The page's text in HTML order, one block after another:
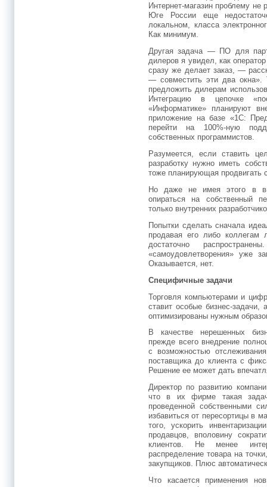
Интернет-магазин проблему не
Юге России еще
локальном, класса
Как минимум.
Другая задача — ПО для
дилеров я увидел, как
сразу же делает заказ, —
— совместить эти два окна».
предложить дилерам
Интеграцию в цепочке
«Информатике» планируют
приложение на базе «1С:
перейти на 100%-ную
собственных программистов.
Разумеется, если ставить
разработку нужно иметь
тоже планирующая продвигать
Но даже не имея этого в
опираться на собственный
только внутренних
Попытки сделать сначала
продавая его либо
достаточно
«самоудовлетворения» уже
Оказывается, нет.
Специфичные задачи
Торговля компьютерами и
ставит особые бизнес-задачи,
оптимизированы нужным
В качестве нерешенных
прежде всего внедрение
с возможностью
поставщика до клиента с
Решение ее может дать
Директор по развитию
что в их фирме такая
проведенной собственными
избавиться от пересортицы в
того, ускорить
продавцов, вполовину
клиентов. Не менее
распределение товара на
закупщиков. Плюс
Что касается применения